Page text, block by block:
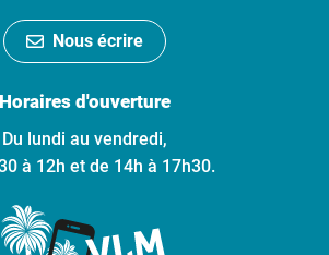
Nous écrire
Horaires d'ouverture
Du lundi au vendredi,
à 12h et de 14h à 17h30.